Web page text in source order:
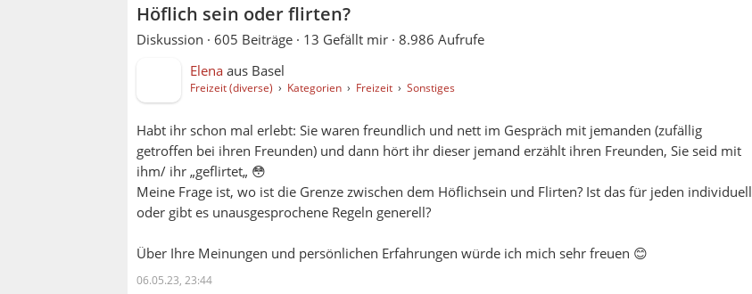
Höflich sein oder flirten?
Diskussion · 605 Beiträge · 13 Gefällt mir · 8.986 Aufrufe
Elena aus Basel
Freizeit (diverse) › Kategorien › Freizeit › Sonstiges
Habt ihr schon mal erlebt: Sie waren freundlich und nett im Gespräch mit jemanden (zufällig
getroffen bei ihren Freunden) und dann hört ihr dieser jemand erzählt ihren Freunden, Sie seid mit
ihm/ ihr „geflirtet„ 😳
Meine Frage ist, wo ist die Grenze zwischen dem Höflichsein und Flirten? Ist das für jeden individuell
oder gibt es unausgesprochene Regeln generell?
Über Ihre Meinungen und persönlichen Erfahrungen würde ich mich sehr freuen 😊
06.05.23, 23:44